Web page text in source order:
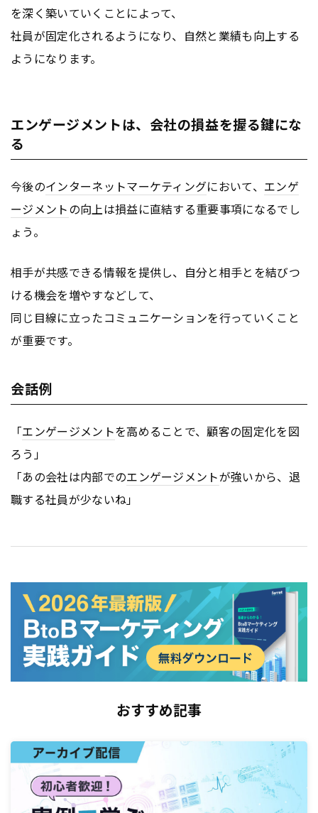
を深く築いていくことによって、
社員が固定化されるようになり、自然と業績も向上する
ようになります。
エンゲージメントは、会社の損益を握る鍵にな
る
今後のインターネットマーケティングにおいて、 エンゲ
ージメントの向上は損益に直結する重要事項になるでし
ょう。
相手が共感できる情報を提供し、自分と相手とを結びつ
ける機会を増やすなどして、
同じ目線に立ったコミュニケーションを行っていくこと
が重要です。
会話例
「エンゲージメントを高めることで、顧客の固定化を図
ろう」
「あの会社は内部でのエンゲージメントが強いから、退
職する社員が少ないね」
おすすめ記事